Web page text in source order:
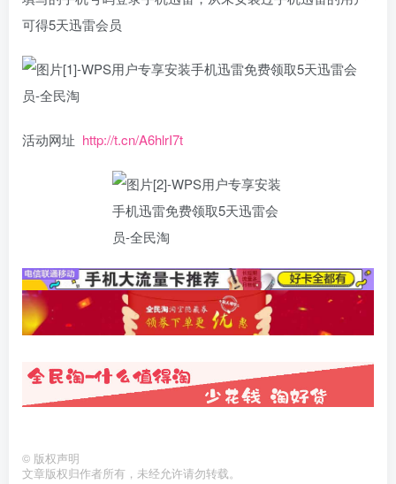
可得5天迅雷会员
活动网址 http://t.cn/A6hlrI7t
© 版权声明
文章版权归作者所有，未经允许请勿转载。